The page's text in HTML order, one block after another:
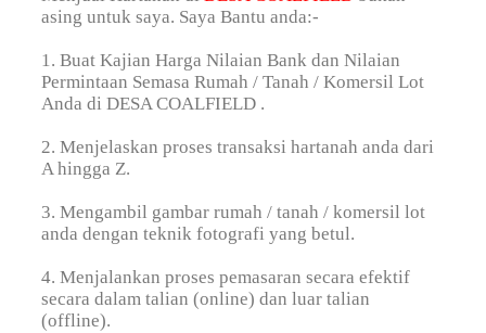
asing untuk saya. Saya Bantu anda:-
1. Buat Kajian Harga Nilaian Bank dan Nilaian
Permintaan Semasa Rumah / Tanah / Komersil Lot
Anda di DESA COALFIELD .
2. Menjelaskan proses transaksi hartanah anda dari
A hingga Z.
3. Mengambil gambar rumah / tanah / komersil lot
anda dengan teknik fotografi yang betul.
4. Menjalankan proses pemasaran secara efektif
secara dalam talian (online) dan luar talian
(offline).